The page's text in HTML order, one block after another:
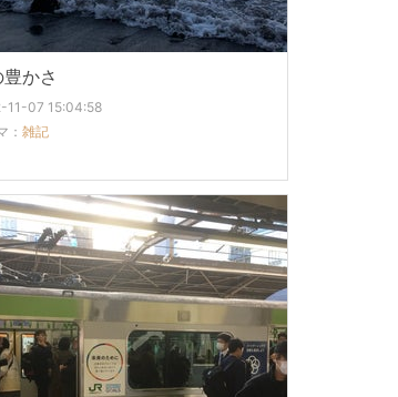
かさ
11-07 15:04:58
： 雑記